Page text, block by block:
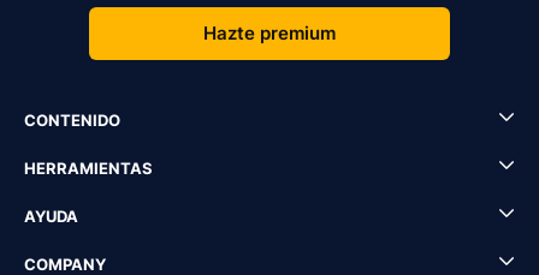
Hazte premium
CONTENIDO
HERRAMIENTAS
AYUDA
COMPANY